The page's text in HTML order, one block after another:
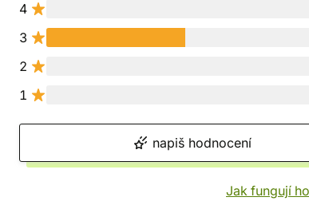
4
3
2
1
napiš hodnocení
Jak fungují